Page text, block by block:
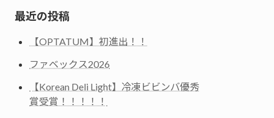
最近の投稿
【OPTATUM】初進出！！
ファベックス2026
【Korean Deli Light】冷凍ビビンバ優秀
賞受賞！！！！！